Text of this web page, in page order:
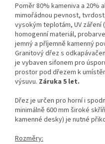
Poměr 80% kameniva a 20%
mimořádnou pevnost,
vysokým teplotám, UV
homogenní materiál,
jemný a příjemně kamenný
Granitový dřez s
je vybaven sifonem pro
prostor pod dřezem k
výsuvu. Záruka 5 let.
Dřez je určen pro horní i
minimálně 600 mm široké
kamenné desky) je nutné
Rozměry: